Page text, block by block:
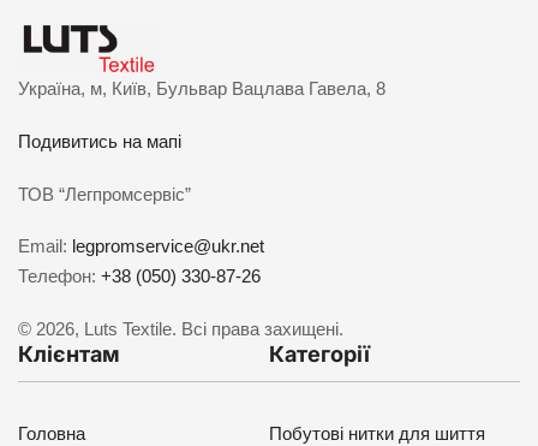
Україна, м, Київ, Бульвар Вацлава Гавела, 8
Подивитись на мапі
ТОВ “Легпромсервіс”
Email: legpromservice@ukr.net
Телефон: +38 (050) 330-87-26
© 2026, Luts Textile. Всі права захищені.
Клієнтам
Головна
Категорії
Побутові нитки для шиття